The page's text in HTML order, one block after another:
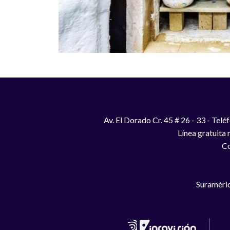
Av. El Dorado Cr. 45 # 26 - 33 -
Línea gratuita